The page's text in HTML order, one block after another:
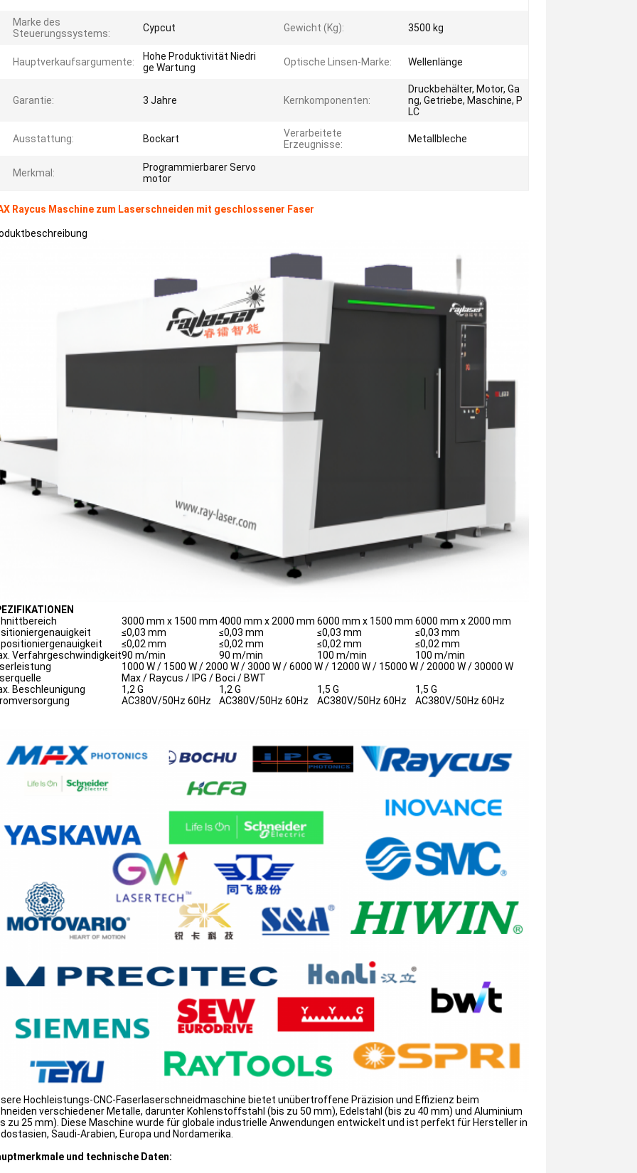
Marke des
Steuerungssystems:
Cypcut Gewicht (Kg): 3500 kg
Hauptverkaufsargumente:
Hohe Produktivität Niedri
ge Wartung
Optische Linsen-Marke: Wellenlänge
Garantie: 3 Jahre Kernkomponenten:
Druckbehälter, Motor, Ga
ng, Getriebe, Maschine, P
LC
Ausstattung: Bockart
Verarbeitete
Erzeugnisse:
Metallbleche
Merkmal:
Programmierbarer Servo
motor
Raycus Maschine zum Laserschneiden mit geschlossener Faser
3000 mm x 1500 mm 4000 mm x 2000 mm 6000 mm x 1500 mm 6000 mm x 2000 mm
≤0,03 mm ≤0,03 mm ≤0,03 mm
≤0,03 mm
≤0,02 mm ≤0,02 mm ≤0,02 mm
≤0,02 mm
Verfahrgeschwindigkeit90 m/min 90 m/min 100 m/min
100 m/min
1000 W / 1500 W / 2000 W / 3000 W / 6000 W / 12000 W / 15000 W / 20000 W / 30000 W
Max / Raycus / IPG / Boci / BWT
Beschleunigung
1,2 G 1,2 G 1,5 G
1,5 G
AC380V/50Hz 60Hz AC380V/50Hz 60Hz AC380V/50Hz 60Hz AC380V/50Hz 60Hz
Hochleistungs-CNC-Faserlaserschneidmaschine bietet unübertroffene Präzision und Effizienz beim
verschiedener Metalle, darunter Kohlenstoffstahl (bis zu 50 mm), Edelstahl (bis zu 40 mm) und Aluminium
zu 25 mm). Diese Maschine wurde für globale industrielle Anwendungen entwickelt und ist perfekt für Hersteller in
Saudi-Arabien, Europa und Nordamerika.
und technische Daten: